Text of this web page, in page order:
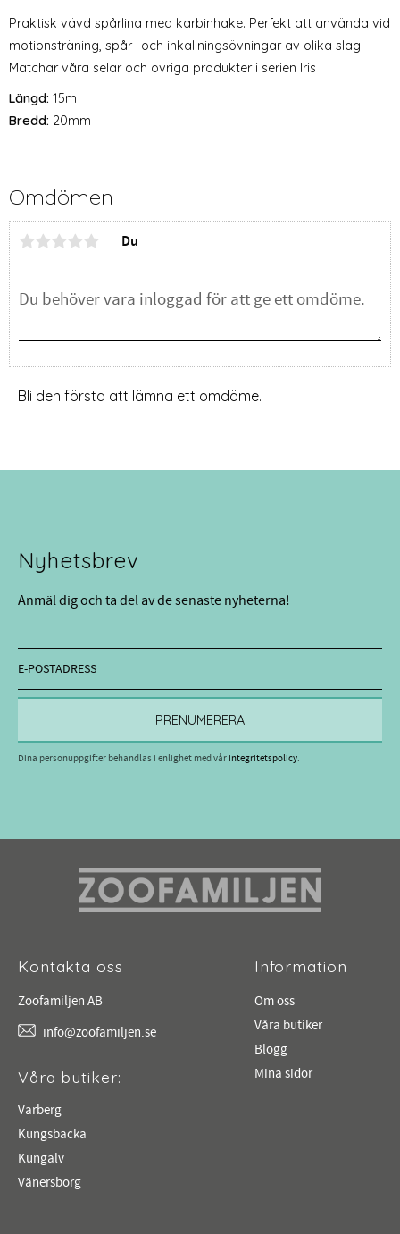
Praktisk vävd spårlina med karbinhake. Perfekt att använda vid
motionsträning, spår- och inkallningsövningar av olika slag.
Matchar våra selar och övriga produkter i serien Iris
Längd: 15m
Bredd: 20mm
Omdömen
Du
Bli den första att lämna ett omdöme.
Nyhetsbrev
Anmäl dig och ta del av de senaste nyheterna!
PRENUMERERA
Dina personuppgifter behandlas i enlighet med vårintegritetspolicy.
Kontakta oss
Zoofamiljen AB
info@zoofamiljen.se
Våra butiker:
Varberg
Kungsbacka
Kungälv
Vänersborg
Information
Om oss
Våra butiker
Blogg
Mina sidor